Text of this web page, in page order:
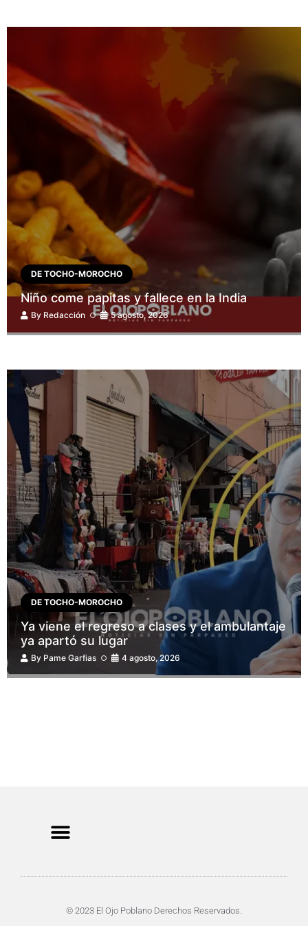
DE TOCHO-MOROCHO
Niño come papitas y fallece en la India
By Redacción 5 agosto, 2026
DE TOCHO-MOROCHO
Ya viene el regreso a clases y el ambulantaje
ya apartó su lugar
By Pame Garfias 4 agosto, 2026
© 2023 El Ojo Poblano Derechos Reservados.